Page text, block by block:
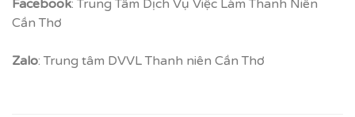
Facebook: Trung Tâm Dịch Vụ Việc Làm Thanh Niên
Cần Thơ
Zalo: Trung tâm DVVL Thanh niên Cần Thơ